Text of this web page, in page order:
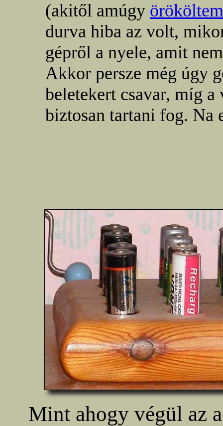
(akitől amúgy örököltem
durva hiba az volt,
gépről a nyele, amit
Akkor persze még úgy
beletekert csavar, míg
biztosan tartani fog. Na
Mint ahogy végül az